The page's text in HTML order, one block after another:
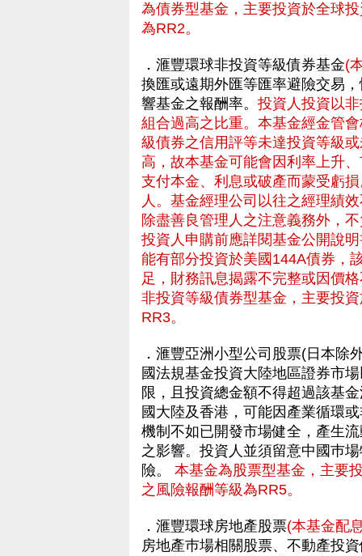
為債券型基金，主要投資於全球
為RR2。
．滙豐環球非投資等級債券基金(
換匯或遠期外匯等匯率避險交易
響基金之報酬率。 投資人投資以
組合過高之比重。本基金經金管
級債券之信用評等未達投資等級
高，故本基金可能會因利率上升
支付本金、利息或破產而蒙受虧
人。基金經理公司以往之經理績
除盡善良管理人之注意義務外，
投資人申購前應詳閱基金公開說
能有部分投資於美國144A債券，
足，財務訊息揭露不完整或因價
非投資等級債券型基金，主要投
RR3。
．滙豐亞洲小型公司股票(日本除
國法規基金投資大陸地區證券市
限，且投資總金額不得超過該基
國大陸及香港，可能因產業循環
機制不如已開發市場健全，產生
之影響。投資人並須留意中國巿
險。 本基金為股票型基金，主要
之風險報酬等級為RR5。
．滙豐環球房地產股票(本基金配
房地產巿場相關股票、不動產投